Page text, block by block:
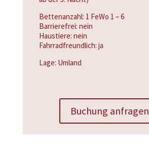
Bettenanzahl: 1 FeWo 1 – 6
Barrierefrei: nein
Haustiere: nein
Fahrradfreundlich: ja
Lage: Umland
Buchung anfragen